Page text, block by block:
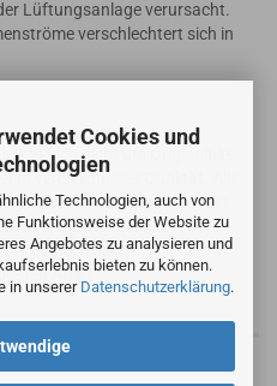
Cookies und
Technologien, auch von
Funktionsweise der Website zu
Angebotes zu analysieren und
bieten zu können.
in unserer Datenschutzerklärung.
Lüftungsanlage verursacht.
verschlechtert sich in
es sich nicht um Originalfilter
in vergleichbarer Qualität. Alle
sind Eigentum der
Verwendung der
lediglich der
Artikel.